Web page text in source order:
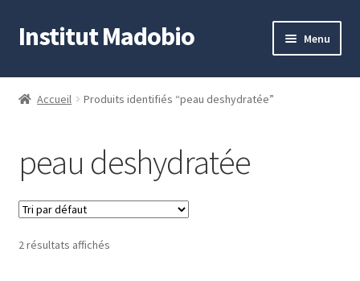
Aller
à
navigation
Aller
au
Institut Madobio Menu
Accueil
Mon compte
Panier
Validation de la commande
Accueil Produits identifiés “peau deshydratée”
peau deshydratée
2 résultats affichés